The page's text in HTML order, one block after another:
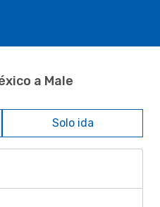
a Male
Solo ida